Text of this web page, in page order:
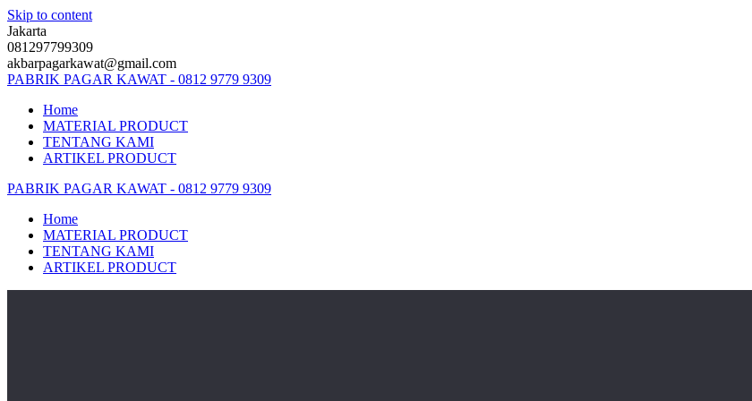
Skip to content
Jakarta
081297799309
akbarpagarkawat@gmail.com
PABRIK PAGAR KAWAT - 0812 9779 9309
Home
MATERIAL PRODUCT
TENTANG KAMI
ARTIKEL PRODUCT
PABRIK PAGAR KAWAT - 0812 9779 9309
Home
MATERIAL PRODUCT
TENTANG KAMI
ARTIKEL PRODUCT